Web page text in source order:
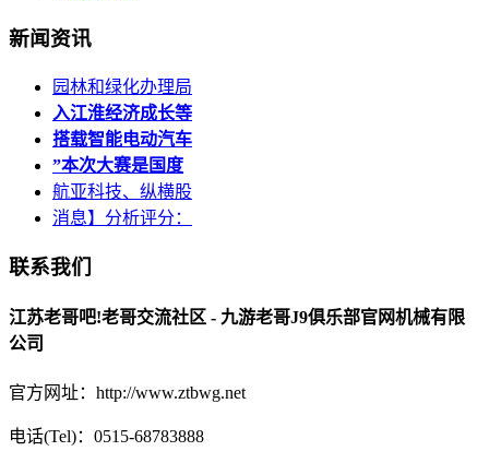
新闻资讯
园林和绿化办理局
入江淮经济成长等
搭载智能电动汽车
”本次大赛是国度
航亚科技、纵横股
消息】分析评分：
联系我们
江苏老哥吧!老哥交流社区 - 九游老哥J9俱乐部官网机械有限
公司
官方网址：http://www.ztbwg.net
电话(Tel)：0515-68783888